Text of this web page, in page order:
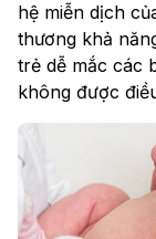
hệ miễn dịch
thương khả
trẻ dễ mắc các
không được